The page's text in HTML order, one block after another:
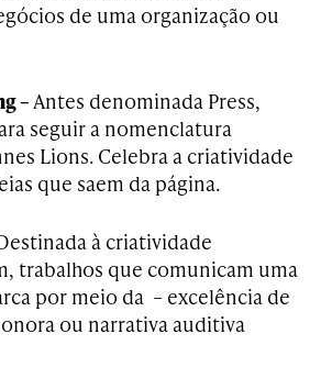
de uma organização ou
–Antes denominada Press,
seguir a nomenclatura
Lions. Celebra a criatividade
que saem da página.
à criatividade
trabalhos que comunicam uma
por meio da – excelência de
ou narrativa auditiva